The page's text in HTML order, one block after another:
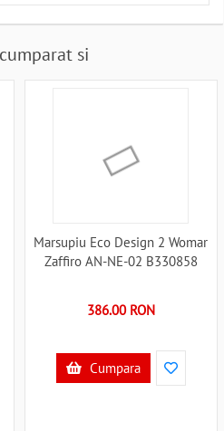
si
Marsupiu Eco Design 2 Womar
Zaffiro AN-NE-02 B330858
386.00 RON
Cumpara